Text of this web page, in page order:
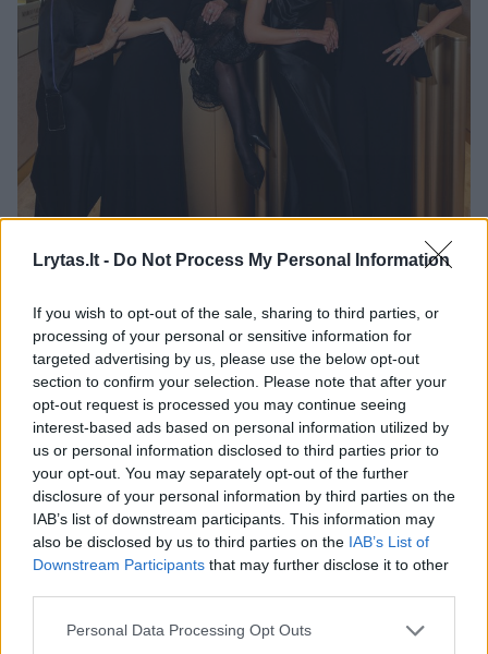
Lrytas.lt - Do Not Process My Personal Information
If you wish to opt-out of the sale, sharing to third parties, or
processing of your personal or sensitive information for
targeted advertising by us, please use the below opt-out
section to confirm your selection. Please note that after your
opt-out request is processed you may continue seeing
interest-based ads based on personal information utilized by
us or personal information disclosed to third parties prior to
your opt-out. You may separately opt-out of the further
disclosure of your personal information by third parties on the
IAB’s list of downstream participants. This information may
also be disclosed by us to third parties on the IAB’s List of
Downstream Participants that may further disclose it to other
Personal Data Processing Opt Outs
Deimantų puotoje spindėjo viešumoje retai matomi
veidai.
D. Kučio nuotr.
Išskirtinis vakaras pačioje Vilniaus širdyje
sudomino mūsų šalies elito atstovus. Tarp
svečių buvo galima sutikti daug viešumoje
surengtą atidarymo šventę atvyko